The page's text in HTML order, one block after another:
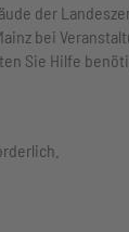
der
bei
Sie Hilfe